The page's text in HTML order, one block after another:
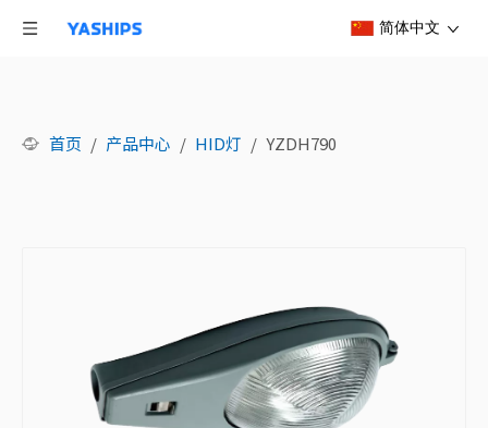
简体中文
首页 / 产品中心 / HID灯 / YZDH790